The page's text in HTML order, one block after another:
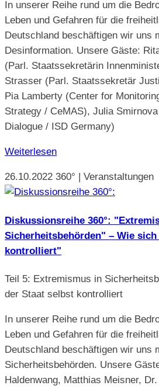
In unserer Reihe rund um die
Leben und Gefahren für die
Deutschland beschäftigen wir uns
Desinformation. Unsere Gäste:
(Parl. Staatssekretärin
Strasser (Parl. Staatssekretär
Pia Lamberty (Center for
Strategy / CeMAS), Julia
Dialogue / ISD Germany)
Weiterlesen
26.10.2022 360° | Veranstaltungen
Diskussionsreihe 360°:
Sicherheitsbehörden" – Wie
kontrolliert"
Teil 5: Extremismus in
der Staat selbst kontrolliert
In unserer Reihe rund um die
Leben und Gefahren für die
Deutschland beschäftigen wir uns
Sicherheitsbehörden. Unsere
Haldenwang, Matthias Meisner,